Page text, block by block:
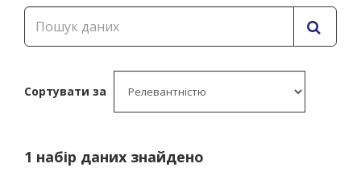
Сортувати за
1 набір даних знайдено